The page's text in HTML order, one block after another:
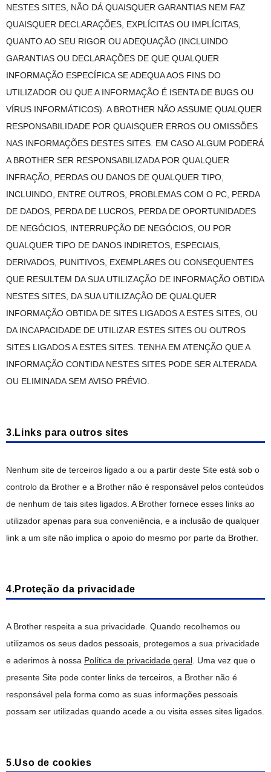
NESTES SITES, NÃO DÁ QUAISQUER GARANTIAS NEM FAZ
QUAISQUER DECLARAÇÕES, EXPLÍCITAS OU IMPLÍCITAS,
QUANTO AO SEU RIGOR OU ADEQUAÇÃO (INCLUINDO
GARANTIAS OU DECLARAÇÕES DE QUE QUALQUER
INFORMAÇÃO ESPECÍFICA SE ADEQUA AOS FINS DO
UTILIZADOR OU QUE A INFORMAÇÃO É ISENTA DE BUGS OU
VÍRUS INFORMÁTICOS). A BROTHER NÃO ASSUME QUALQUER
RESPONSABILIDADE POR QUAISQUER ERROS OU OMISSÕES
NAS INFORMAÇÕES DESTES SITES. EM CASO ALGUM PODERÁ
A BROTHER SER RESPONSABILIZADA POR QUALQUER
INFRAÇÃO, PERDAS OU DANOS DE QUALQUER TIPO,
INCLUINDO, ENTRE OUTROS, PROBLEMAS COM O PC, PERDA
DE DADOS, PERDA DE LUCROS, PERDA DE OPORTUNIDADES
DE NEGÓCIOS, INTERRUPÇÃO DE NEGÓCIOS, OU POR
QUALQUER TIPO DE DANOS INDIRETOS, ESPECIAIS,
DERIVADOS, PUNITIVOS, EXEMPLARES OU CONSEQUENTES
QUE RESULTEM DA SUA UTILIZAÇÃO DE INFORMAÇÃO OBTIDA
NESTES SITES, DA SUA UTILIZAÇÃO DE QUALQUER
INFORMAÇÃO OBTIDA DE SITES LIGADOS A ESTES SITES, OU
DA INCAPACIDADE DE UTILIZAR ESTES SITES OU OUTROS
SITES LIGADOS A ESTES SITES. TENHA EM ATENÇÃO QUE A
INFORMAÇÃO CONTIDA NESTES SITES PODE SER ALTERADA
OU ELIMINADA SEM AVISO PRÉVIO.
3.Links para outros sites
Nenhum site de terceiros ligado a ou a partir deste Site está sob o
controlo da Brother e a Brother não é responsável pelos conteúdos
de nenhum de tais sites ligados. A Brother fornece esses links ao
utilizador apenas para sua conveniência, e a inclusão de qualquer
link a um site não implica o apoio do mesmo por parte da Brother.
4.Proteção da privacidade
A Brother respeita a sua privacidade. Quando recolhemos ou
utilizamos os seus dados pessoais, protegemos a sua privacidade
e aderimos à nossa Política de privacidade geral . Uma vez que o
presente Site pode conter links de terceiros, a Brother não é
responsável pela forma como as suas informações pessoais
possam ser utilizadas quando acede a ou visita esses sites ligados.
5.Uso de cookies